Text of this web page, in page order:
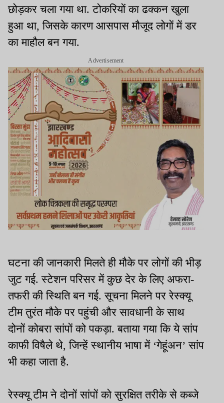
छोड़कर चला गया था. टोकरियों का ढक्कन खुला
हुआ था, जिसके कारण आसपास मौजूद लोगों में डर
का माहौल बन गया.
Advertisement
घटना की जानकारी मिलते ही मौके पर लोगों की भीड़
जुट गई. स्टेशन परिसर में कुछ देर के लिए अफरा-
तफरी की स्थिति बन गई. सूचना मिलने पर रेस्क्यू
टीम तुरंत मौके पर पहुंची और सावधानी के साथ
दोनों कोबरा सांपों को पकड़ा. बताया गया कि ये सांप
काफी विषैले थे, जिन्हें स्थानीय भाषा में ‘गेहूंअन’ सांप
भी कहा जाता है.
रेस्क्यू टीम ने दोनों सांपों को सुरक्षित तरीके से कब्जे